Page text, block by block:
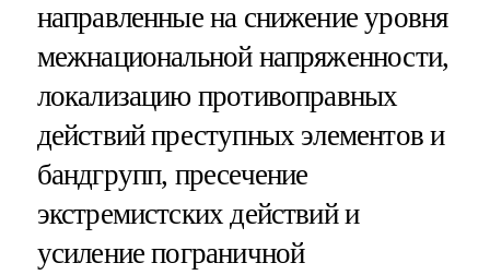
направленные на снижение уровня
межнациональной напряженности,
локализацию противоправных
действий преступных элементов и
бандгрупп, пресечение
экстремистских действий и
усиление пограничной